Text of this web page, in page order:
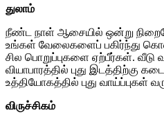
துலாம்
நீண்ட நாள் ஆசையில் ஒன்று
உங்கள் வேலைகளைப் பகிர்ந்து
சில பொறுப்புகளை ஏற்பீர்கள்.
வியாபாரத்தில் புது இடத்திற்கு
உத்தியோகத்தில் புது வாய்ப்புகள்
விருச்சிகம்